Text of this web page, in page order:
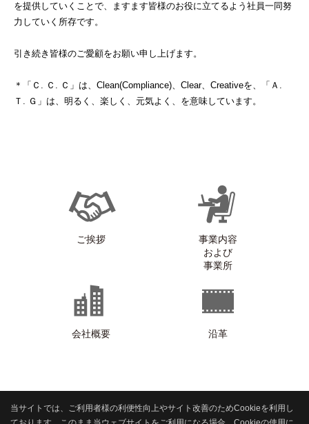
を提供していくことで、ますます皆様のお役に立てるよう社員一同努
力していく所存です。
引き続き皆様のご愛顧をお願い申し上げます。
＊「Ｃ. Ｃ. Ｃ」は、Clean(Compliance)、Clear、Creativeを、「Ａ.
Ｔ. Ｇ」は、明るく、楽しく、元気よく、を意味しています。
ご挨拶
事業内容
および
事業所
会社概要 沿革
当サイトでは、ご利用者様の利便性向上やサイト改善のためCookieを利用し